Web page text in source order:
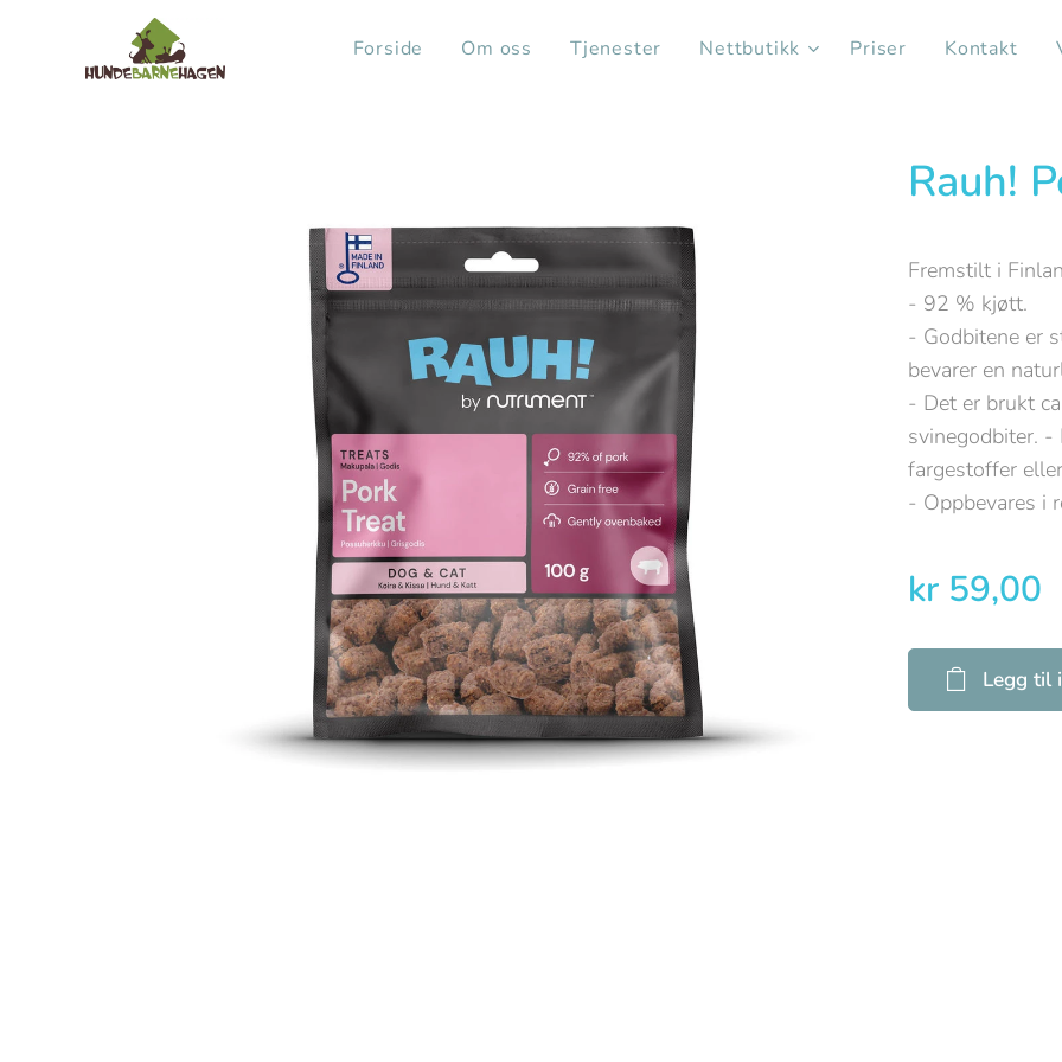
Forside Om oss Tjenester Nettbutikk Priser Kontakt
Rauh!
Fremstilt i
- 92 % kjøtt.
- Godbitene er
bevarer en
- Det er brukt
svinegodbiter. -
fargestoffer
- Oppbevares i
kr 59,00
Legg til